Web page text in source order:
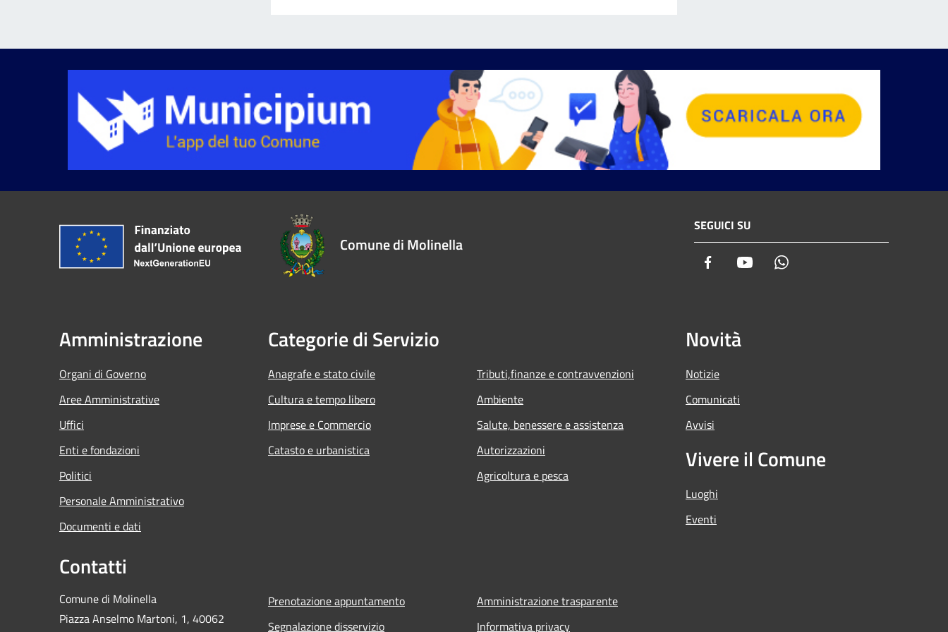
Comune di Molinella
SEGUICI SU
Facebook Youtube
Amministrazione
Organi di Governo
Aree Amministrative
Uffici
Enti e fondazioni
Politici
Personale Amministrativo
Documenti e dati
Categorie di Servizio
Anagrafe e stato civile
Cultura e tempo libero
Imprese e Commercio
Catasto e urbanistica
Tributi,finanze e contravvenzioni
Ambiente
Salute, benessere e assistenza
Autorizzazioni
Agricoltura e pesca
Novità
Notizie
Comunicati
Avvisi
Vivere il Comune
Luoghi
Eventi
Contatti
Comune di Molinella
Piazza Anselmo Martoni, 1, 40062
Prenotazione appuntamento
Segnalazione disservizio
Amministrazione trasparente
Informativa privacy